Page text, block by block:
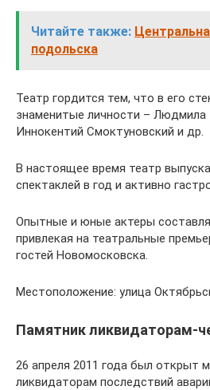
Читайте также:
подольска
Театр гордится тем, что в его
знаменитые личности –
Иннокентий Смоктуновский и др.
В настоящее время театр
спектаклей в год и активно
Опытные и юные актеры
привлекая на театральные
гостей Новомосковска.
Местоположение: улица
Памятник ликвидаторам-
26 апреля 2011 года был открыт
ликвидаторам последствий